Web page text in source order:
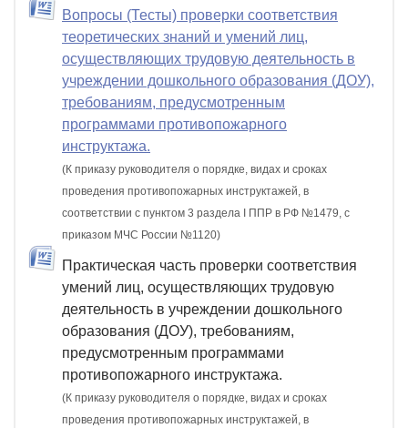
Вопросы (Тесты) проверки соответствия
теоретических знаний и умений лиц,
осуществляющих трудовую деятельность в
учреждении дошкольного образования (ДОУ),
требованиям, предусмотренным
программами противопожарного
инструктажа.
(К приказу руководителя о порядке, видах и сроках
проведения противопожарных инструктажей, в
соответствии с пунктом 3 раздела I ППР в РФ №1479, с
приказом МЧС России №1120)
Практическая часть проверки соответствия
умений лиц, осуществляющих трудовую
деятельность в учреждении дошкольного
образования (ДОУ), требованиям,
предусмотренным программами
противопожарного инструктажа.
(К приказу руководителя о порядке, видах и сроках
проведения противопожарных инструктажей, в